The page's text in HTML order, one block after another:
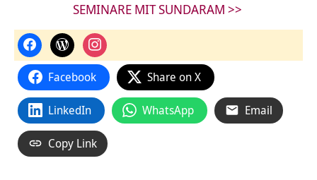
SEMINARE MIT SUNDARAM >>
Facebook Share on X
LinkedIn WhatsApp Email
Copy Link